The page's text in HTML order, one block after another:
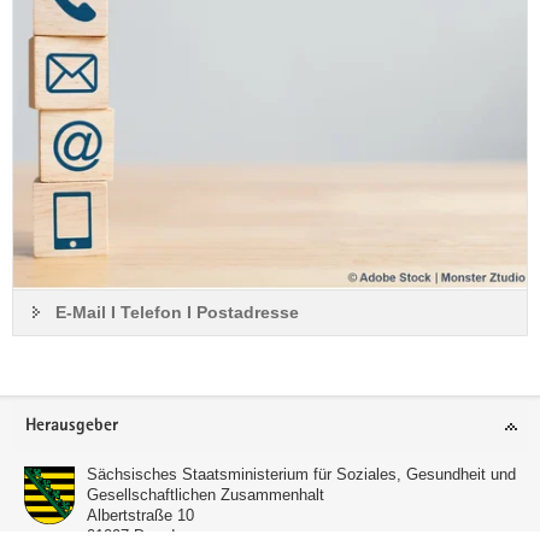
Informationen zur Kurzfilmtour
E-Mail I Telefon I Postadresse
Footer-
Herausgeber
Sächsisches Staatsministerium für Soziales, Gesundheit und
Gesellschaftlichen Zusammenhalt
Albertstraße 10
01097 Dresden